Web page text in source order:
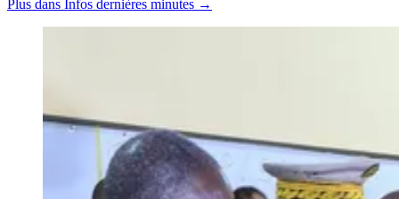
Plus dans Infos dernières minutes →